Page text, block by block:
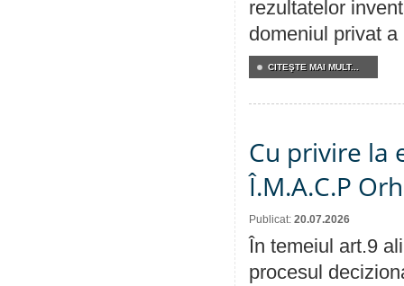
rezultatelor
domeniul privat a
CITEŞTE MAI MULT...
Cu privire la
Î.M.A.C.P
Publicat: 20.07.2026
În temeiul art.9
procesul